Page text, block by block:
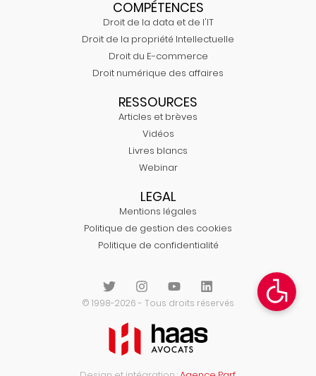
COMPÉTENCES
Droit de la data et de l'IT
Droit de la propriété Intellectuelle
Droit du E-commerce
Droit numérique des affaires
RESSOURCES
Articles et brèves
Vidéos
Livres blancs
Webinar
LEGAL
Mentions légales
Politique de gestion des cookies
Politique de confidentialité
© 1998-2026 - Tous droits réservés